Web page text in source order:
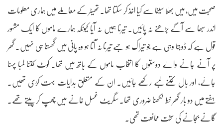
صحبت میں، میں بھلا سینما سے کیا اخذ کر سکتا تھا۔ تھیٹر کے معاملے میں ہماری معلومات
اندر سبھا سے آگے بڑھنے نہ پائیں۔ تیرنا ہمیں نہ آیا کیونکہ ہمارے ماموں کا ایک مشہور
قول ہے کہ ڈوبتا وہی ہے جو تیراک ہو جسے تیرنا نہ آتا ہو وہ پانی میں گھستا ہی نہیں۔ گھر
پر آنے جانے والے دوستوں کا انتخاب ماموں کے ہاتھ میں تھا۔ کوٹ کتنا لمبا پہنا
جائے، اور بال کتنے لمبے رکھے جائیں۔ ان کے متعلق ہدایات بہت کڑی تھیں۔
ہفتے میں دو بار گھر خط لکھنا ضروری تھا۔ سگریٹ غسل خانے میں چھپ کر پیتے تھے۔
گانے بجانے کی سخت ممانعت تھی۔